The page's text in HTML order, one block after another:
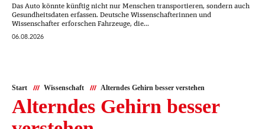
Das Auto könnte künftig nicht nur Menschen transportieren, sondern auch
Gesundheitsdaten erfassen. Deutsche Wissenschafterinnen und
Wissenschafter erforschen Fahrzeuge, die...
06.08.2026